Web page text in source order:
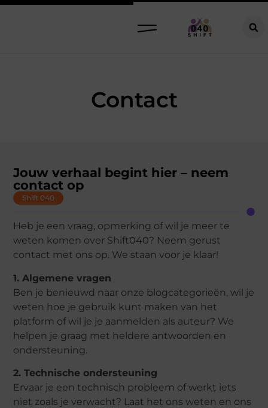
Contact
Jouw verhaal begint hier – neem
contact op
Shift 040
Heb je een vraag, opmerking of wil je meer te
weten komen over Shift040? Neem gerust
contact met ons op. We staan voor je klaar!
1. Algemene vragen
Ben je benieuwd naar onze blogcategorieën, wil je
weten hoe je gebruik kunt maken van het
platform of wil je je aanmelden als auteur? We
helpen je graag met heldere antwoorden en
ondersteuning.
2. Technische ondersteuning
Ervaar je een technisch probleem of werkt iets
niet zoals je verwacht? Laat het ons weten en ons